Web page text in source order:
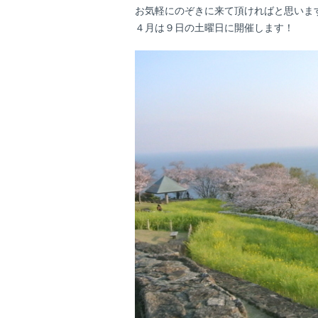
お気軽にのぞきに来て頂ければと思いま
４月は９日の土曜日に開催します！